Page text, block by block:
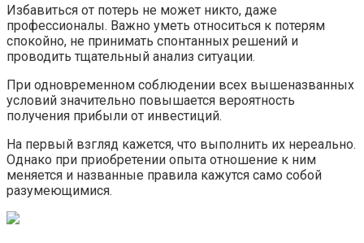
Избавиться от потерь не может никто, даже
профессионалы. Важно уметь относиться к потерям
спокойно, не принимать спонтанных решений и
проводить тщательный анализ ситуации.
При одновременном соблюдении всех вышеназванных
условий значительно повышается вероятность
получения прибыли от инвестиций.
На первый взгляд кажется, что выполнить их нереально.
Однако при приобретении опыта отношение к ним
меняется и названные правила кажутся само собой
разумеющимися.